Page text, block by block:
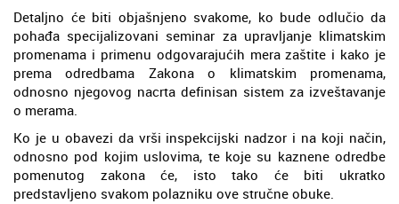
Detaljno će biti objašnjeno svakome, ko bude odlučio da
pohađa specijalizovani seminar za upravljanje klimatskim
promenama i primenu odgovarajućih mera zaštite i kako je
prema odredbama Zakona o klimatskim promenama,
odnosno njegovog nacrta definisan sistem za izveštavanje
o merama.
Ko je u obavezi da vrši inspekcijski nadzor i na koji način,
odnosno pod kojim uslovima, te koje su kaznene odredbe
pomenutog zakona će, isto tako će biti ukratko
predstavljeno svakom polazniku ove stručne obuke.